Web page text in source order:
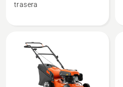
trasera